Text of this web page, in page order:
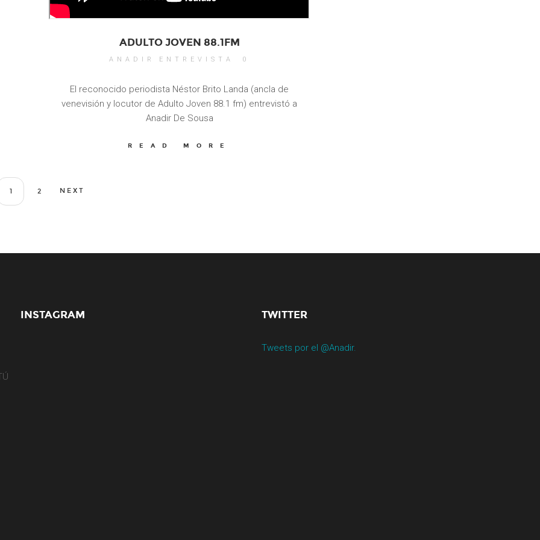
ADULTO JOVEN 88.1FM
ANADIR ENTREVISTA 0
El reconocido periodista Néstor Brito Landa (ancla de
venevisión y locutor de Adulto Joven 88.1 fm) entrevistó a
Anadir De Sousa
READ MORE
1 2 NEXT
INSTAGRAM TWITTER
Tweets por el @Anadir.